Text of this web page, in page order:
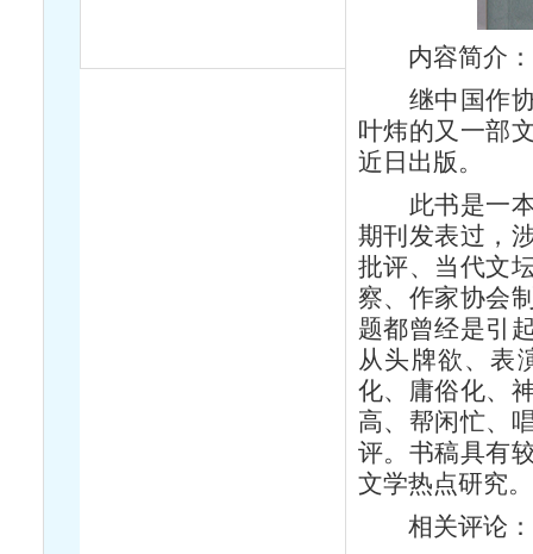
内容简介
继中国作协
叶炜的又一部
近日出版。
此书是一本
期刊发表过，
批评、当代文
察、作家协会
题都曾经是引
从头牌欲、表
化、庸俗化、
高、帮闲忙、
评。书稿具有
文学热点研究
相关评论